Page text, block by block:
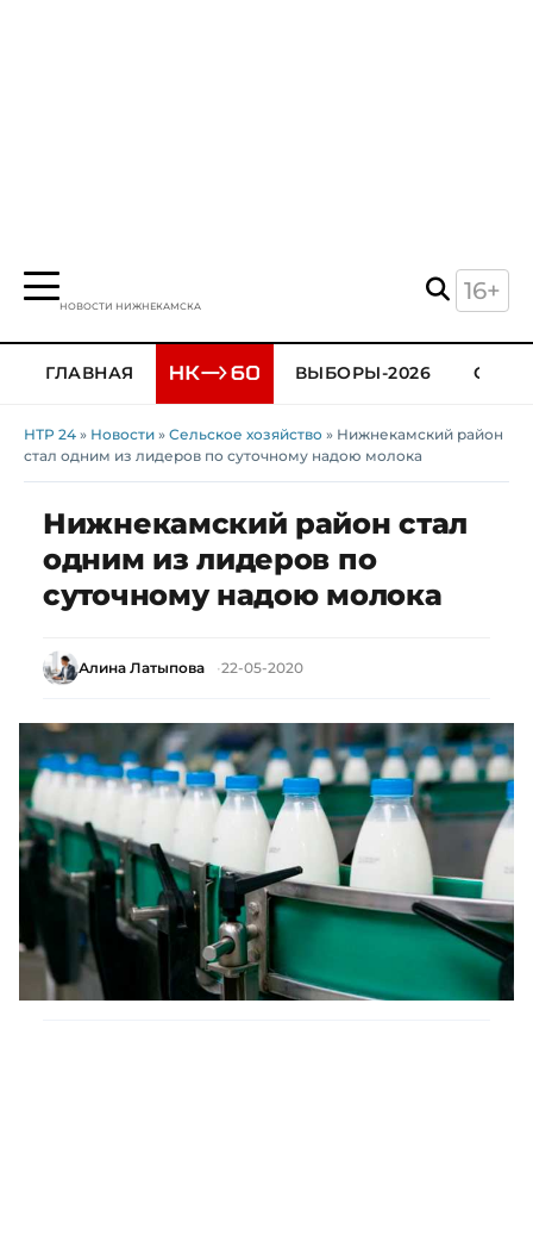
НОВОСТИ НИЖНЕКАМСКА
16+
ГЛАВНАЯ ВЫБОРЫ-2026
НТР 24 » Новости » Сельское хозяйство » Нижнекамский район
стал одним из лидеров по суточному надою молока
Нижнекамский район стал
одним из лидеров по
суточному надою молока
Алина Латыпова 22-05-2020